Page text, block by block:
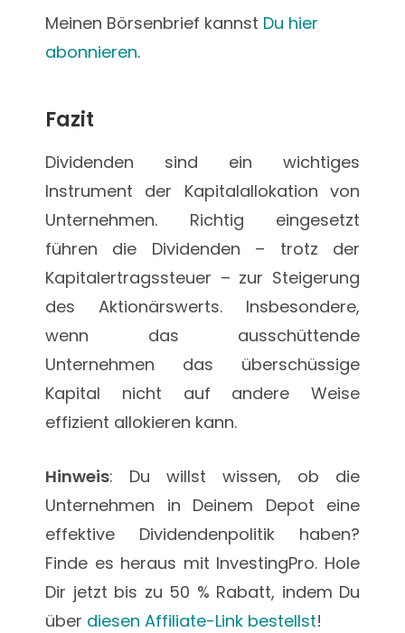
Meinen Börsenbrief kannst Du hier
abonnieren.
Fazit
Dividenden sind ein wichtiges
Instrument der Kapitalallokation von
Unternehmen. Richtig eingesetzt
führen die Dividenden – trotz der
Kapitalertragssteuer – zur Steigerung
des Aktionärswerts. Insbesondere,
wenn das ausschüttende
Unternehmen das überschüssige
Kapital nicht auf andere Weise
effizient allokieren kann.
Hinweis: Du willst wissen, ob die
Unternehmen in Deinem Depot eine
effektive Dividendenpolitik haben?
Finde es heraus mit InvestingPro. Hole
Dir jetzt bis zu 50 % Rabatt, indem Du
über diesen Affiliate-Link bestellst!